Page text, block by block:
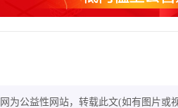
为公益性网站，转载此文(如有图片